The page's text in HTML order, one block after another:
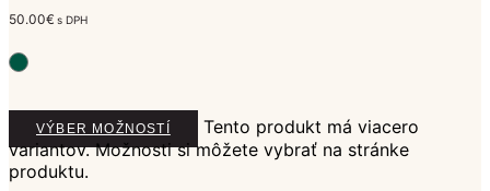
50.00€ s DPH
VÝBER MOŽNOSTÍ
Tento produkt má viacero
variantov. Možnosti si môžete vybrať na stránke
produktu.